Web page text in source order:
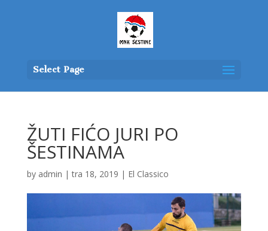
Select Page
ŽUTI FIĆO JURI PO
ŠESTINAMA
by admin |tra 18, 2019 | El Classico